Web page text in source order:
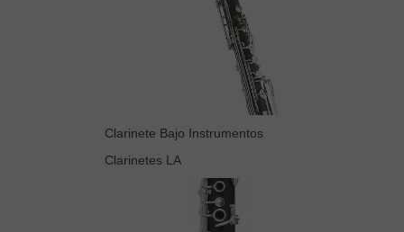
Clarinete Bajo Instrumentos
Clarinetes LA